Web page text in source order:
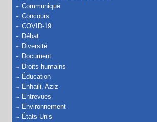
Communiqué
Concours
COVID-19
Débat
Diversité
Document
Droits humains
Éducation
Enhaili, Aziz
Entrevues
Environnement
États-Unis